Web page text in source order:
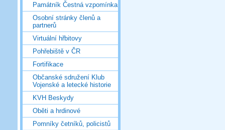
Památník Čestná vzpomínka
Osobní stránky členů a
partnerů
Virtuální hřbitovy
Pohřebiště v ČR
Fortifikace
Občanské sdružení Klub
Vojenské a letecké historie
KVH Beskydy
Oběti a hrdinové
Pomníky četníků, policistů